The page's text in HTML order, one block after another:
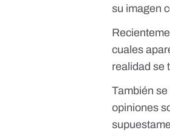
su imagen
cuales
realidad se
También
opiniones